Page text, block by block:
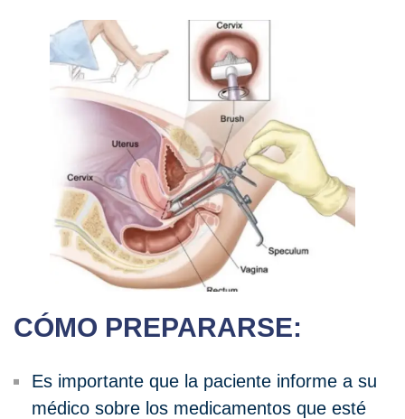
CÓMO PREPARARSE:
Es importante que la paciente informe a su
médico sobre los medicamentos que esté